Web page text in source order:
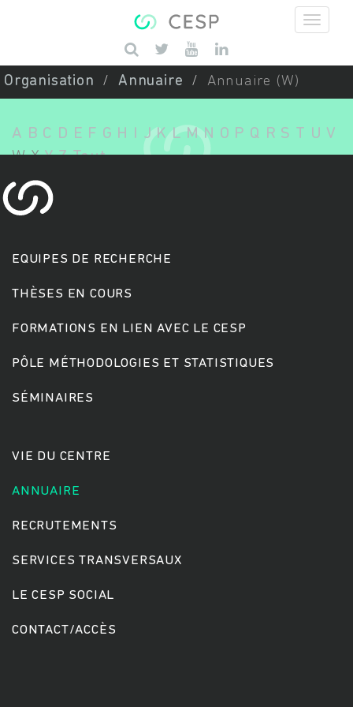
Saisissez vos mots-clés
Organisation Annuaire Annuaire (W)
A B C D E F G H J K L M N O P Q R S T U V
W X Y Z Tout
EQUIPES DE RECHERCHE
THÈSES EN COURS
FORMATIONS EN LIEN AVEC LE CESP
PÔLE MÉTHODOLOGIES ET STATISTIQUES
SÉMINAIRES
VIE DU CENTRE
ANNUAIRE
RECRUTEMENTS
SERVICES TRANSVERSAUX
LE CESP SOCIAL
CONTACT/ACCÈS